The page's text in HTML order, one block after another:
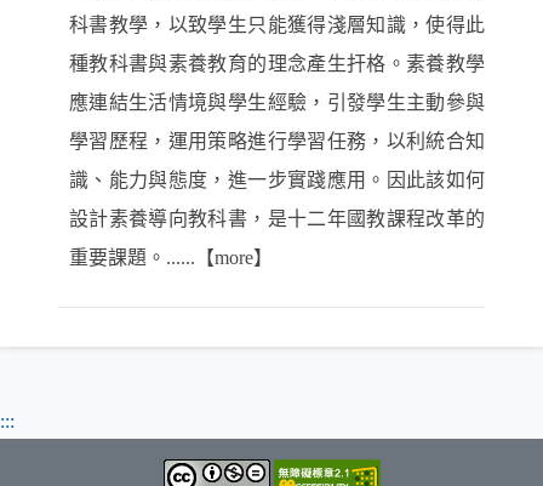
科書教學，以致學生只能獲得淺層知識，使得此
種教科書與素養教育的理念產生扞格。素養教學
應連結生活情境與學生經驗，引發學生主動參與
學習歷程，運用策略進行學習任務，以利統合知
識、能力與態度，進一步實踐應用。因此該如何
設計素養導向教科書，是十二年國教課程改革的
重要課題。......【more】
:::